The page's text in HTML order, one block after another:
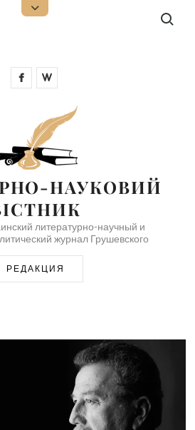
Открыть
Поиск:
FacebookWikipedia
НАУКОВИЙ
литературно-научный и
журнал Грушевского
РЕДАКЦИЯ